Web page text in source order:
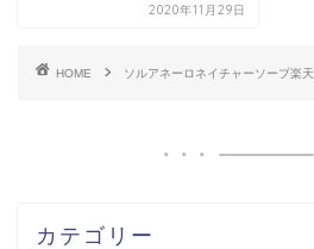
2020年11月29日
HOME ソルアネーロネイチャーソープ楽天
カテゴリー